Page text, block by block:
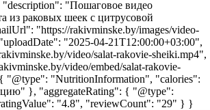
"Пошаговое видео
из раковых шеек с цитрусовой
"https://rakivminske.by/images/video-
"2025-04-21T12:00:00+03:00",
video/salat-rakovie-sheiki.mp4",
video/embed/salat-rakovie-
"NutritionInformation", "calories":
}, "aggregateRating": { "@type":
"4.8", "reviewCount": "29" } }